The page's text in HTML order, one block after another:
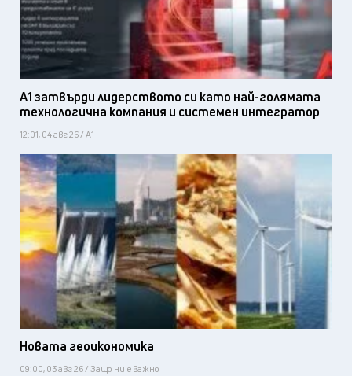
А1 затвърди лидерството си като най-голямата
технологична компания и системен интегратор
12:01, 04 авг 26 / А1
Новата геоикономика
09:00, 03 авг 26 / Защо ни е важно